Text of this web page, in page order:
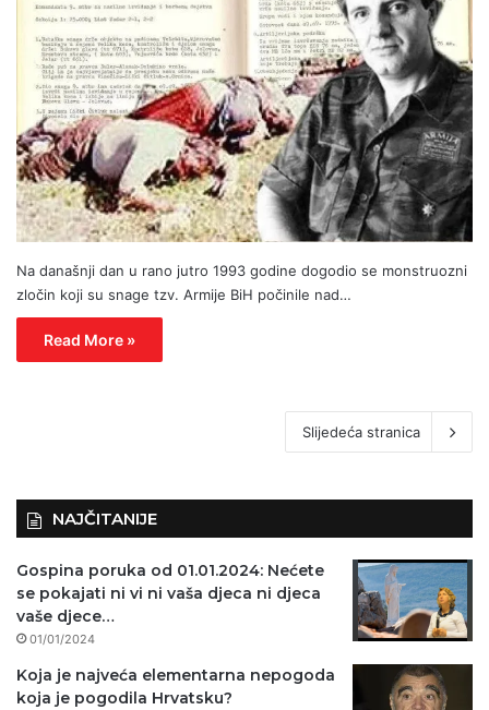
Na današnji dan u rano jutro 1993 godine dogodio se monstruozni
zločin koji su snage tzv. Armije BiH počinile nad…
Read More »
Slijedeća stranica
NAJČITANIJE
Gospina poruka od 01.01.2024: Nećete
se pokajati ni vi ni vaša djeca ni djeca
vaše djece…
01/01/2024
Koja je najveća elementarna nepogoda
koja je pogodila Hrvatsku?